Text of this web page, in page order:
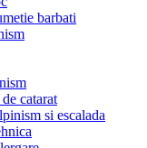
barbati
catarat
si escalada